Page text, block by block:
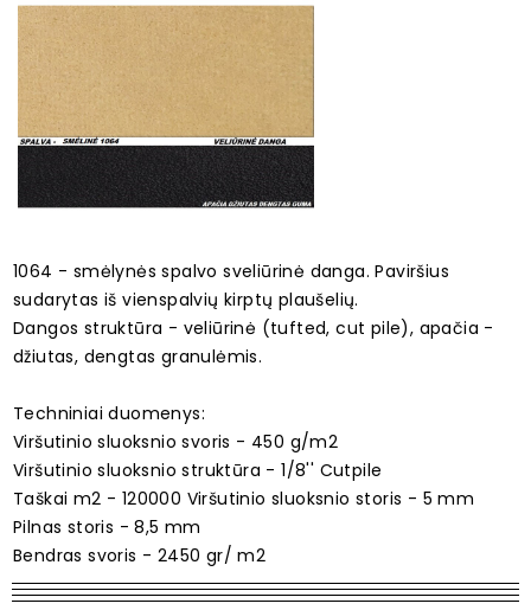
1064 - smėlynės spalvo sveliūrinė danga. Paviršius
sudarytas iš vienspalvių kirptų plaušelių.
Dangos struktūra - veliūrinė (tufted, cut pile), apačia -
džiutas, dengtas granulėmis.
Techniniai duomenys:
Viršutinio sluoksnio svoris - 450 g/m2
Viršutinio sluoksnio struktūra - 1/8'' Cutpile
Taškai m2 - 120000 Viršutinio sluoksnio storis - 5 mm
Pilnas storis - 8,5 mm
Bendras svoris - 2450 gr/ m2